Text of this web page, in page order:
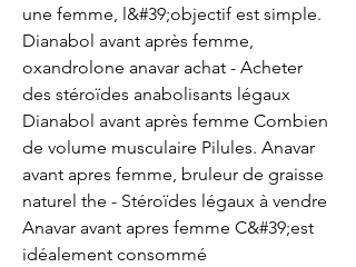
une femme, l&#39;objectif est simple.
Dianabol avant après femme,
oxandrolone anavar achat - Acheter
des stéroïdes anabolisants légaux
Dianabol avant après femme Combien
de volume musculaire Pilules. Anavar
avant apres femme, bruleur de graisse
naturel the - Stéroïdes légaux à vendre
Anavar avant apres femme C&#39;est
idéalement consommé